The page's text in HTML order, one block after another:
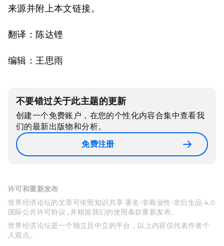
来源并附上本文链接。
翻译：陈达铿
编辑：王思雨
不要错过关于此主题的更新
创建一个免费账户，在您的个性化内容合集中查看我
们的最新出版物和分析。
免费注册
许可和重新发布
世界经济论坛的文章可依照知识共享 署名-非商业性-非衍生品 4.0
国际公共许可协议 , 并根据我们的使用条款重新发布。
世界经济论坛是一个独立且中立的平台，以上内容仅代表作者个
人观点。